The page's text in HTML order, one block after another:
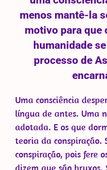
menos mantê-la
motivo para que
humanidade
processo de
Uma consciência
língua de antes. Uma
adotada. E os que
teoria da conspiração.
conspiração, pois fere
dizem que são